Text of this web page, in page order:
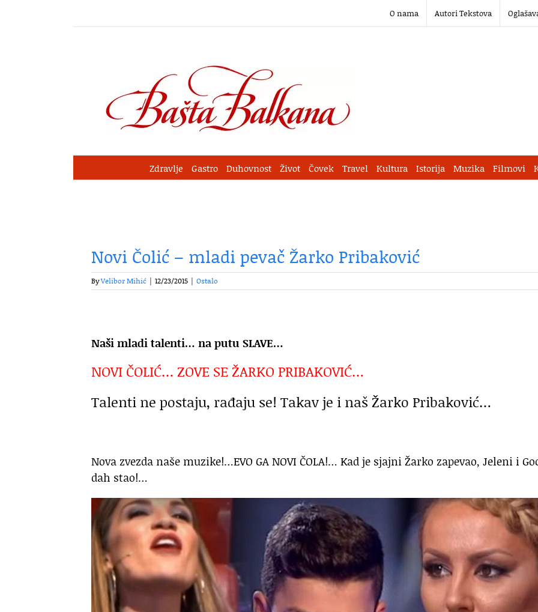
O nama Autori Tekstova
Zdravlje Gastro Duhovnost Život Čovek Travel Kultura Istorija Muzika Filmovi
Novi Čolić – mladi pevač Žarko Pribaković
ByVelibor Mihić | 12/23/2015 | Ostalo
Naši mladi talenti… na putu SLAVE…
NOVI ČOLIĆ… ZOVE SE ŽARKO PRIBAKOVIĆ…
Talenti ne postaju, rađaju se! Takav je i naš Žarko Pribaković…
Nova zvezda naše muzike!…EVO GA NOVI ČOLA!… Kad je sjajni Žarko zapevao, Jeleni i
dah stao!…